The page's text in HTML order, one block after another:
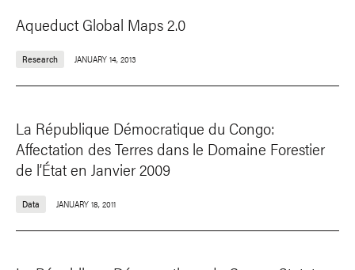
Aqueduct Global Maps 2.0
Research JANUARY 14, 2013
La République Démocratique du Congo:
Affectation des Terres dans le Domaine Forestier
de l’État en Janvier 2009
Data JANUARY 18, 2011